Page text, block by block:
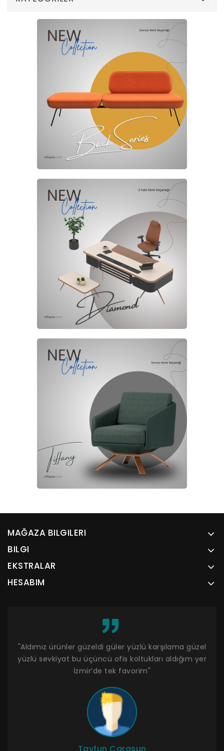
MAĞAZA BILGILERI
BILGI
EKSTRALAR
HESABIM
"Aldımız ürünler güzeldi güler yüzlü karşılama güzel
yüzlü sevkiyat bu üçüncü ofis koltukları aldığım yer
İzmir’de tek favorim"
Tayfun Carasun